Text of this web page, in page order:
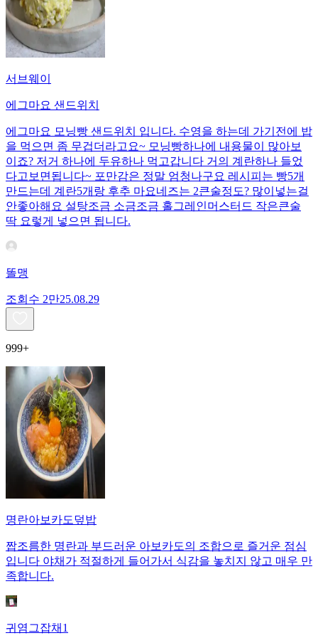
서브웨이
에그마요 샌드위치
에그마요 모닝빵 샌드위치 입니다. 수영을 하는데 가기전에 밥
을 먹으면 좀 무겁더라고요~ 모닝빵하나에 내용물이 많아보
이죠? 저거 하나에 두유하나 먹고갑니다 거의 계란하나 들었
다고보면됩니다~ 포만감은 정말 엄청나구요 레시피는 빵5개
만드는데 계란5개랑 후추 마요네즈는 2큰술정도? 많이넣는걸
안좋아해요 설탕조금 소금조금 홀그레인머스터드 작은큰술
딱 요렇게 넣으면 됩니다.
똘맹
조회수 2만25.08.29
999+
명란아보카도덮밥
짭조름한 명란과 부드러운 아보카도의 조합으로 즐거운 점심
입니다 야채가 적절하게 들어가서 식감을 놓치지 않고 매우 만
족합니다.
귀염그잡채1